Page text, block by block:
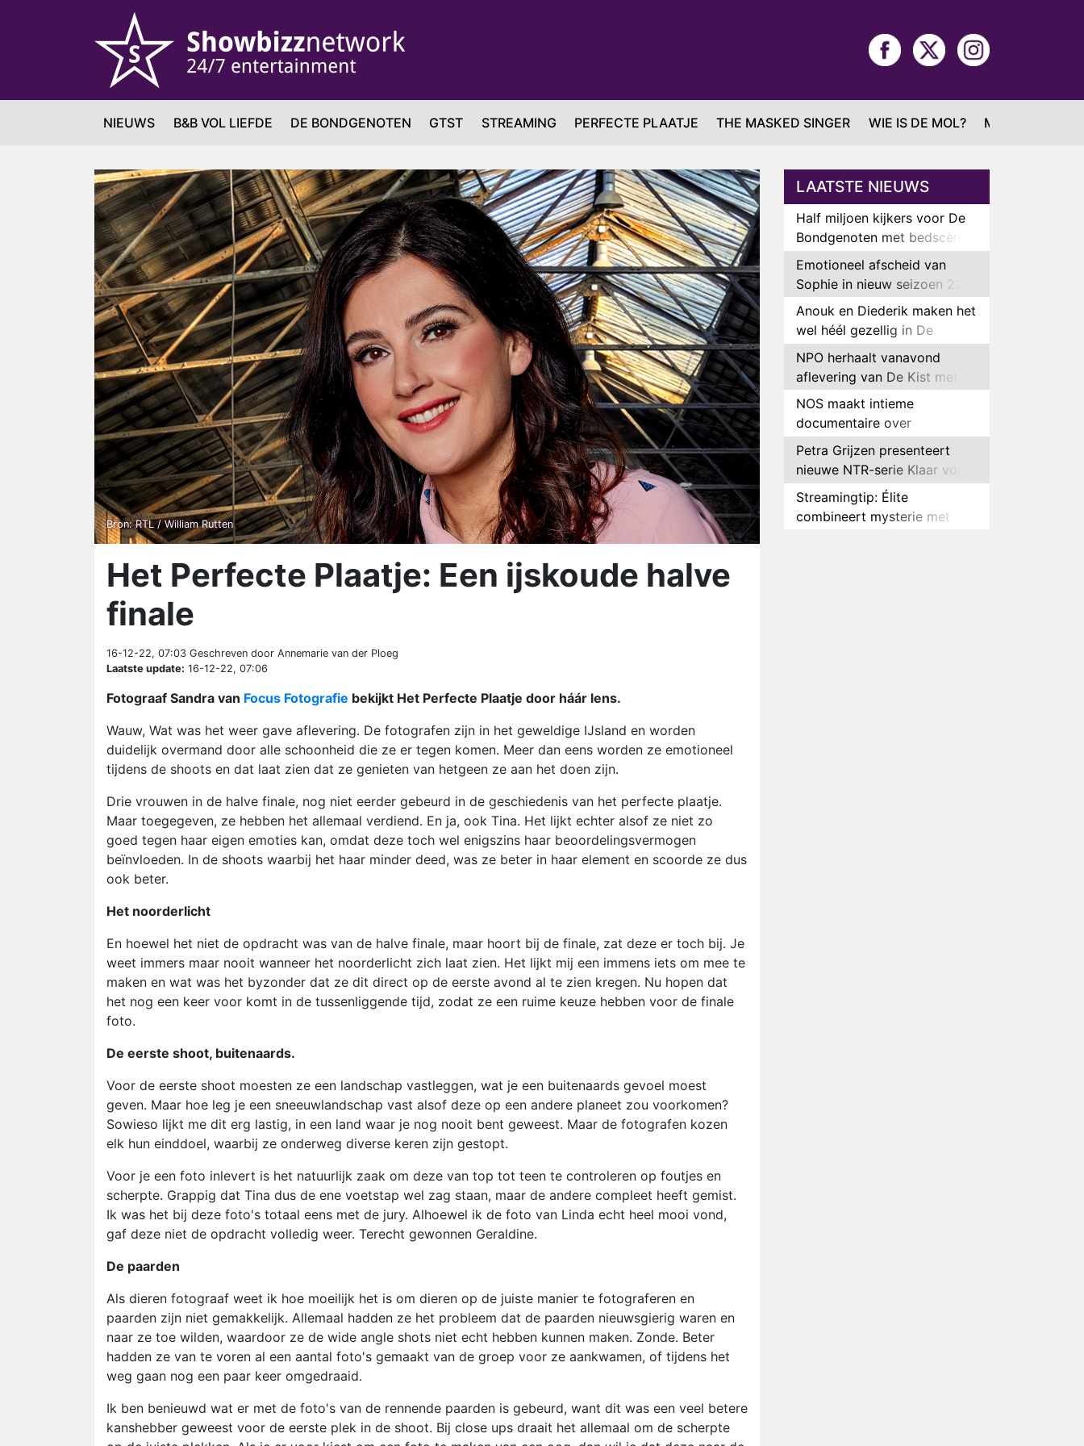
NIEUWS B&B VOL LIEFDE DE BONDGENOTEN GTST STREAMING PERFECTE PLAATJE THE MASKED SINGER WIE IS DE MOL? MAFS
Bron: RTL / William Rutten
Het Perfecte Plaatje: Een ijskoude halve
finale
16-12-22, 07:03 Geschreven door Annemarie van der Ploeg
Laatste update: 16-12-22, 07:06
Fotograaf Sandra van Focus Fotografie bekijkt Het Perfecte Plaatje door háár lens.
Wauw, Wat was het weer gave aflevering. De fotografen zijn in het geweldige IJsland en worden
duidelijk overmand door alle schoonheid die ze er tegen komen. Meer dan eens worden ze emotioneel
tijdens de shoots en dat laat zien dat ze genieten van hetgeen ze aan het doen zijn.
Drie vrouwen in de halve finale, nog niet eerder gebeurd in de geschiedenis van het perfecte plaatje.
Maar toegegeven, ze hebben het allemaal verdiend. En ja, ook Tina. Het lijkt echter alsof ze niet zo
goed tegen haar eigen emoties kan, omdat deze toch wel enigszins haar beoordelingsvermogen
beïnvloeden. In de shoots waarbij het haar minder deed, was ze beter in haar element en scoorde ze dus
ook beter.
Het noorderlicht
En hoewel het niet de opdracht was van de halve finale, maar hoort bij de finale, zat deze er toch bij. Je
weet immers maar nooit wanneer het noorderlicht zich laat zien. Het lijkt mij een immens iets om mee te
maken en wat was het byzonder dat ze dit direct op de eerste avond al te zien kregen. Nu hopen dat
het nog een keer voor komt in de tussenliggende tijd, zodat ze een ruime keuze hebben voor de finale
foto.
De eerste shoot, buitenaards.
Voor de eerste shoot moesten ze een landschap vastleggen, wat je een buitenaards gevoel moest
geven. Maar hoe leg je een sneeuwlandschap vast alsof deze op een andere planeet zou voorkomen?
Sowieso lijkt me dit erg lastig, in een land waar je nog nooit bent geweest. Maar de fotografen kozen
elk hun einddoel, waarbij ze onderweg diverse keren zijn gestopt.
Voor je een foto inlevert is het natuurlijk zaak om deze van top tot teen te controleren op foutjes en
scherpte. Grappig dat Tina dus de ene voetstap wel zag staan, maar de andere compleet heeft gemist.
Ik was het bij deze foto's totaal eens met de jury. Alhoewel ik de foto van Linda echt heel mooi vond,
gaf deze niet de opdracht volledig weer. Terecht gewonnen Geraldine.
De paarden
Als dieren fotograaf weet ik hoe moeilijk het is om dieren op de juiste manier te fotograferen en
paarden zijn niet gemakkelijk. Allemaal hadden ze het probleem dat de paarden nieuwsgierig waren en
naar ze toe wilden, waardoor ze de wide angle shots niet echt hebben kunnen maken. Zonde. Beter
hadden ze van te voren al een aantal foto's gemaakt van de groep voor ze aankwamen, of tijdens het
weg gaan nog een paar keer omgedraaid.
Ik ben benieuwd wat er met de foto's van de rennende paarden is gebeurd, want dit was een veel betere
kanshebber geweest voor de eerste plek in de shoot. Bij close ups draait het allemaal om de scherpte
LAATSTE NIEUWS
Half miljoen kijkers voor De
Bondgenoten met bedscène
van Anouk en Diederik
Emotioneel afscheid van
Sophie in nieuw seizoen 22
Kids and Counting
Anouk en Diederik maken het
wel héél gezellig in De
Bondgenoten
NPO herhaalt vanavond
aflevering van De Kist met
Peter Faber
NOS maakt intieme
documentaire over
hockeyster Yibbi Jansen
Petra Grijzen presenteert
nieuwe NTR-serie Klaar voor
de oorlog
Streamingtip: Élite
combineert mysterie met